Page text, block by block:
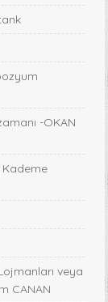
-OKAN
Kademe
veya
CANAN